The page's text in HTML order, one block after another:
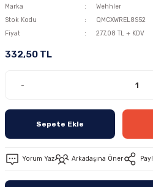
Marka
Wehhler
Stok Kodu
QMCXWREL8S52
Fiyat
277,08 TL + KDV
332,50 TL
-
Sepete Ekle
Yorum Yaz Arkadaşına Öner